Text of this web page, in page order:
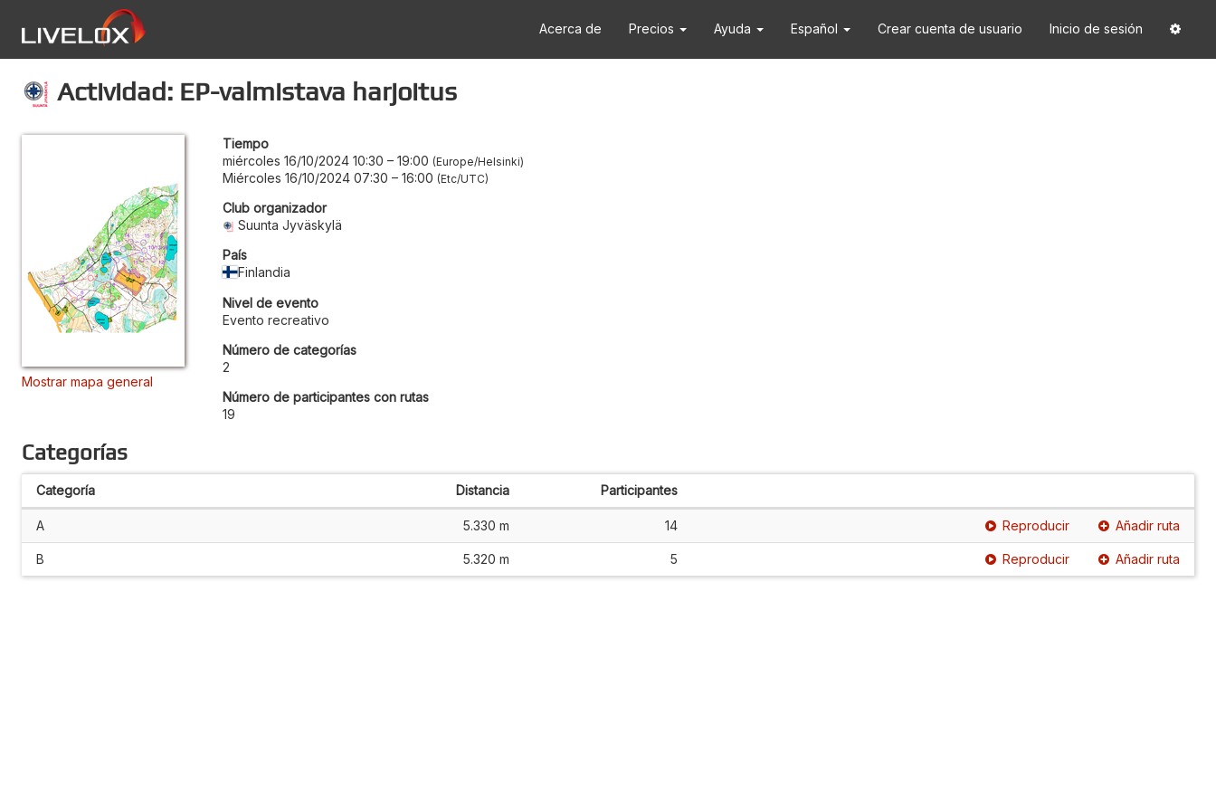
Acerca de Precios Ayuda Español Crear cuenta de usuario Inicio de sesión
Actividad: EP-valmistava harjoitus
Mostrar mapa general
Tiempo
miércoles 16/10/2024 10:30 – 19:00 Europe/Helsinki
Miércoles 16/10/2024 07:30 – 16:00 Etc/UTC
Club organizador
Suunta Jyväskylä
País
Finlandia
Nivel de evento
Evento recreativo
Número de categorías
2
Número de participantes con rutas
19
Categorías
Categoría Distancia Participantes
A 5.330 m 14 Reproducir Añadir ruta
B 5.320 m 5 Reproducir Añadir ruta